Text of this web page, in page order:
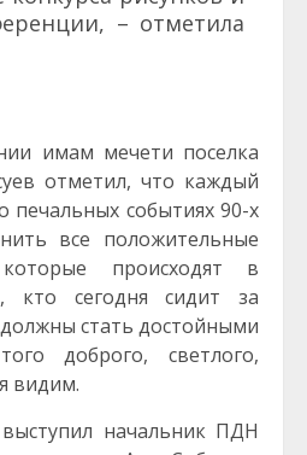
– отметила
имам мечети поселка
отметил, что каждый
событиях 90-х
все положительные
которые происходят в
кто сегодня сидит за
стать достойными
доброго, светлого,
видим.
начальник ПДН